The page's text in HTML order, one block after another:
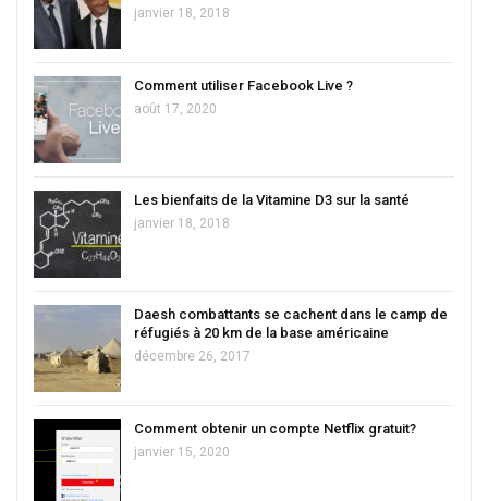
janvier 18, 2018
Comment utiliser Facebook Live ?
août 17, 2020
Les bienfaits de la Vitamine D3 sur la santé
janvier 18, 2018
Daesh combattants se cachent dans le camp de
réfugiés à 20 km de la base américaine
décembre 26, 2017
Comment obtenir un compte Netflix gratuit?
janvier 15, 2020